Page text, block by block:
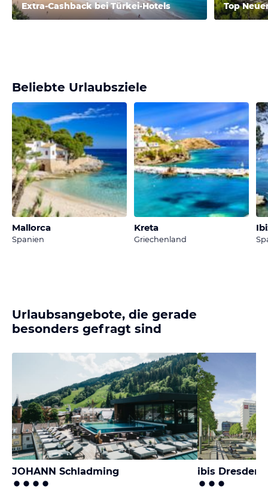
Extra-Cashback bei Türkei-Hotels Top
Beliebte Urlaubsziele
Mallorca
Spanien
Kreta
Griechenland
Urlaubsangebote, die gerade
besonders gefragt sind
JOHANN Schladming ibis Dresden